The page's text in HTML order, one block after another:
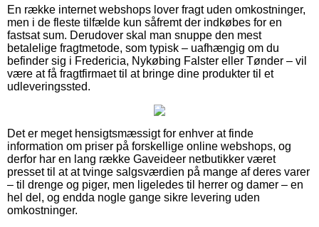
En række internet webshops lover fragt uden omkostninger,
men i de fleste tilfælde kun såfremt der indkøbes for en
fastsat sum. Derudover skal man snuppe den mest
betalelige fragtmetode, som typisk – uafhængig om du
befinder sig i Fredericia, Nykøbing Falster eller Tønder – vil
være at få fragtfirmaet til at bringe dine produkter til et
udleveringssted.
Det er meget hensigtsmæssigt for enhver at finde
information om priser på forskellige online webshops, og
derfor har en lang række Gaveideer netbutikker været
presset til at at tvinge salgsværdien på mange af deres varer
– til drenge og piger, men ligeledes til herrer og damer – en
hel del, og endda nogle gange sikre levering uden
omkostninger.